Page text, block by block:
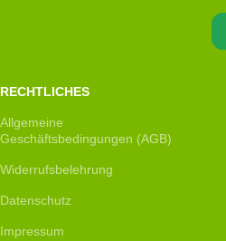
RECHTLICHES
Allgemeine
Geschäftsbedingungen (AGB)
Widerrufsbelehrung
Datenschutz
Impressum